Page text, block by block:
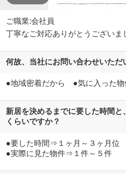
ご職業:会社員
丁寧なご対応ありがとうございま
何故、当社にお問い合わせいただ
●地域密着だから ●気に入った物
新居を決めるまでに要した時間
くらいですか？
●要した時間⇒１ヶ月～３ヶ月位
●実際に見た物件⇒１件～５件